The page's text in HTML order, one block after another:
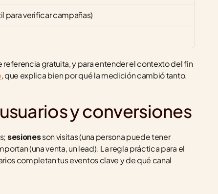
para verificar campañas)
referencia gratuita, y para entender el contexto del fin
, que explica bien por qué la medición cambió tanto.
y conversiones
sesiones son visitas (una persona puede tener
(una venta, un lead). La regla práctica para el
completan tus eventos clave y de qué canal